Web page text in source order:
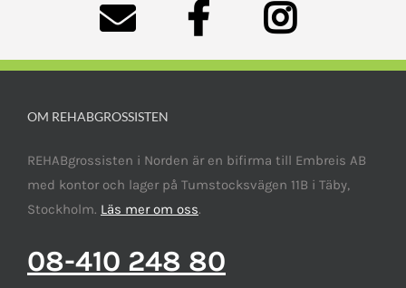
OM REHABGROSSISTEN
REHABgrossisten i Norden är en bifirma till Embreis AB
med kontor och lager på Tumstocksvägen 11B i Täby,
Stockholm. Läs mer om oss.
08-410 248 80